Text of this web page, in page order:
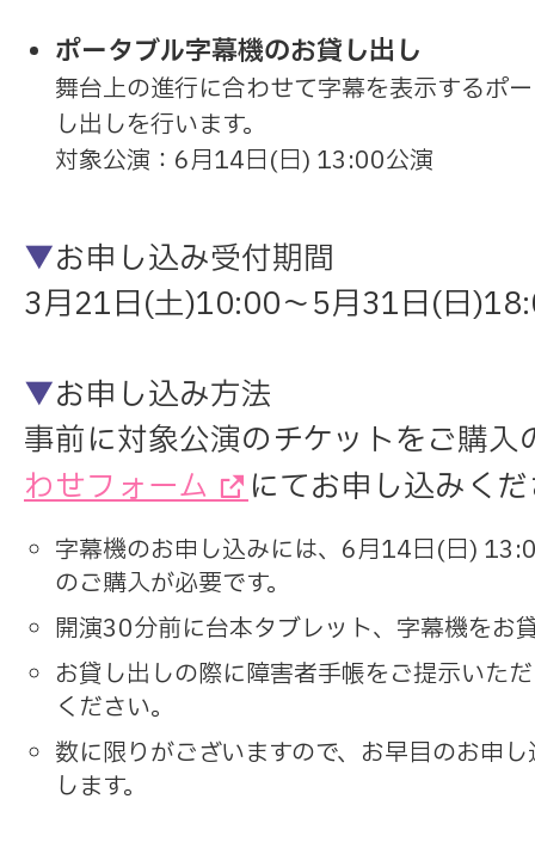
ポータブル字幕機のお貸し出し
舞台上の進行に合わせて字幕を表示するポ
し出しを行います。
対象公演：6月14日(日) 13:00公演
▼お申し込み受付期間
3月21日(土)10:00～5月31日(日
▼お申し込み方法
事前に対象公演のチケットをご購入
わせフォーム
にてお申し込みく
字幕機のお申し込みには、6月14日(日)
のご購入が必要です。
開演30分前に台本タブレット、字幕機をお
お貸し出しの際に障害者手帳をご提示いた
ください。
数に限りがございますので、お早目のお申
します。